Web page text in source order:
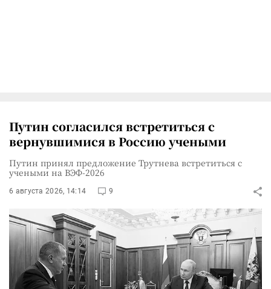
Путин согласился встретиться с
вернувшимися в Россию учеными
Путин принял предложение Трутнева встретиться с
учеными на ВЭФ-2026
6 августа 2026, 14:14 9